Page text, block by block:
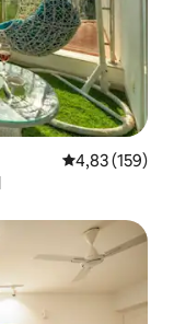
Gemiddelde
4,83 (159)